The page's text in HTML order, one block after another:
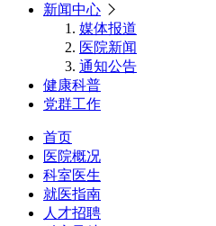
新闻中心
媒体报道
医院新闻
通知公告
健康科普
党群工作
首页
医院概况
科室医生
就医指南
人才招聘